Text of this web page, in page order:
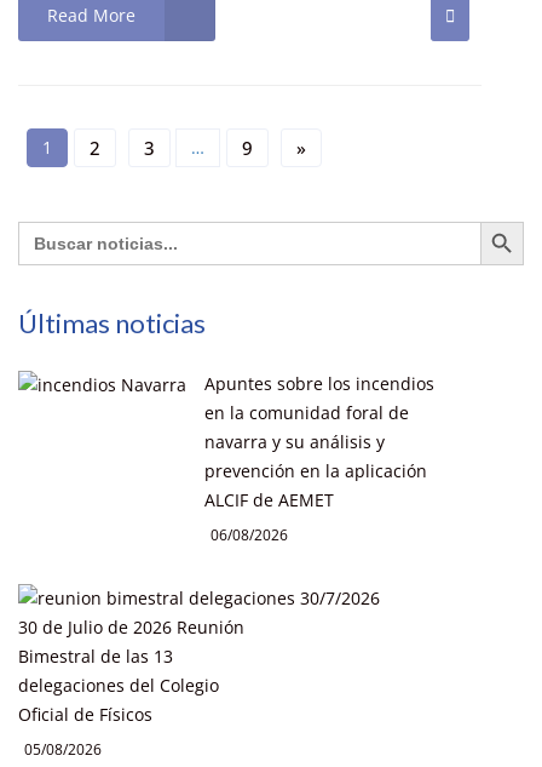
Read More
1 2 3 … 9 »
Buscar: Botón de
Últimas noticias
Apuntes sobre los incendios
en la comunidad foral de
navarra y su análisis y
prevención en la aplicación
ALCIF de AEMET
06/08/2026
30 de Julio de 2026 Reunión
Bimestral de las 13
delegaciones del Colegio
Oficial de Físicos
05/08/2026